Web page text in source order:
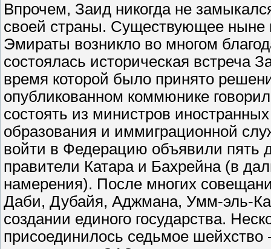
Впрочем, Заид никогда не
своей страны. Существующее ныне
Эмираты возникло во многом
состоялась историческая
время которой было принято
опубликованном коммюнике
состоять из министров
образования и иммиграционной
войти в Федерацию объявили пять
правители Катара и Бахрейна (в
намерения). После многих
Даби, Дубайя, Аджмана, Умм-эль-
создании единого государства.
присоединилось седьмое